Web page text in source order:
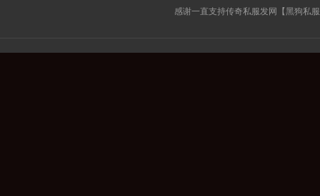
感谢一直支持传奇私服发网【黑狗私